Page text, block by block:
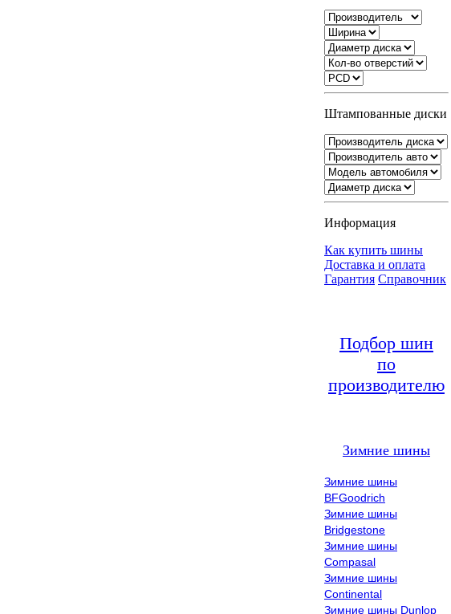
Штампованные диски
Информация
Как купить шины
Доставка и оплата
Гарантия Справочник
Подбор шин
по
производителю
Зимние шины
Зимние шины
BFGoodrich
Зимние шины
Bridgestone
Зимние шины
Compasal
Зимние шины
Continental
Зимние шины Dunlop